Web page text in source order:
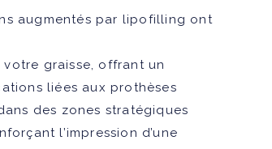
augmentés par lipofilling ont
graisse, offrant un
liées aux prothèses
des zones stratégiques
l’impression d’une